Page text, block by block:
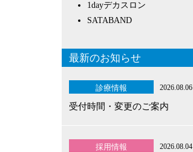
1dayデカスロン
SATABAND
最新のお知らせ
診療情報 2026.08.06
受付時間・変更のご案内
採用情報 2026.08.04